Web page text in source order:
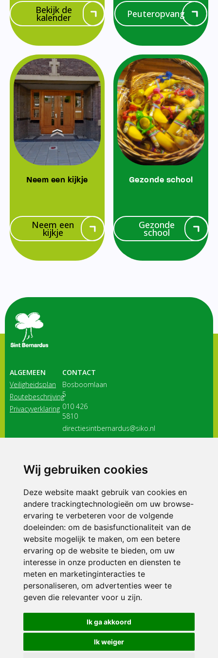
Wij gebruiken cookies
Deze website maakt gebruik van cookies en
andere trackingtechnologieën om uw browse-
ervaring te verbeteren voor de volgende
doeleinden: om de basisfunctionaliteit van de
website mogelijk te maken, om een betere
ervaring op de website te bieden, om uw
interesse in onze producten en diensten te
meten en marketinginteracties te
personaliseren, om advertenties weer te
geven die relevanter voor u zijn.
Ik ga akkoord
Ik weiger
Bekijk de
kalender Peuteropvang
Neem een kijkje
Neem een
kijkje
Gezonde school
Gezonde
school
ALGEMEEN
Veiligheidsplan
Routebeschrijving
Privacyverklaring
CONTACT
Bosboomlaan
5
010 426
5810
directiesintbernardus@siko.nl
3116 JB
ONDERDEEL VAN
© 2026 Sint Bernardus | Alle rechten voorbehouden
Privacy policy|Disclaimer| Klachtenregeling|RSIN en Anbi
voorkeuren
Crealisatie The MindOffice